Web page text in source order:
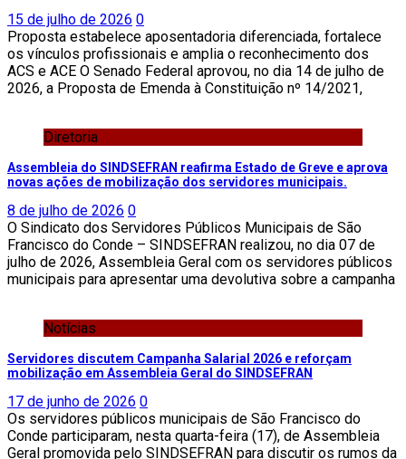
15 de julho de 2026 0
Proposta estabelece aposentadoria diferenciada, fortalece
os vínculos profissionais e amplia o reconhecimento dos
ACS e ACE O Senado Federal aprovou, no dia 14 de julho de
2026, a Proposta de Emenda à Constituição nº 14/2021,
Diretoria
Assembleia do SINDSEFRAN reafirma Estado de Greve e aprova
novas ações de mobilização dos servidores municipais.
8 de julho de 2026 0
O Sindicato dos Servidores Públicos Municipais de São
Francisco do Conde – SINDSEFRAN realizou, no dia 07 de
julho de 2026, Assembleia Geral com os servidores públicos
municipais para apresentar uma devolutiva sobre a campanha
Notícias
Servidores discutem Campanha Salarial 2026 e reforçam
mobilização em Assembleia Geral do SINDSEFRAN
17 de junho de 2026 0
Os servidores públicos municipais de São Francisco do
Conde participaram, nesta quarta-feira (17), de Assembleia
Geral promovida pelo SINDSEFRAN para discutir os rumos da